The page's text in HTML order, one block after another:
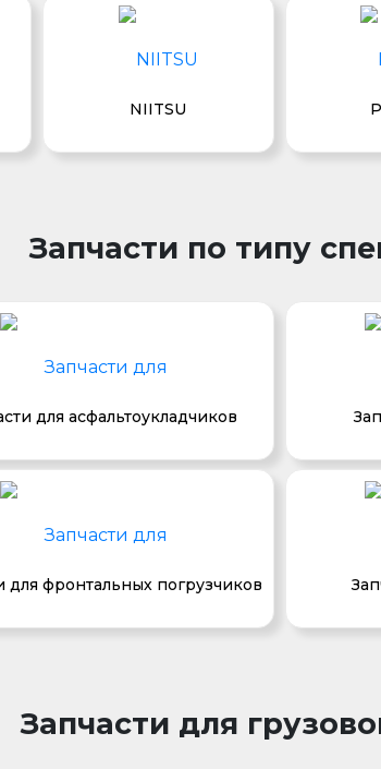
NIITSU
Запчасти по типу
для асфальтоукладчиков
для фронтальных погрузчиков
Запчасти для